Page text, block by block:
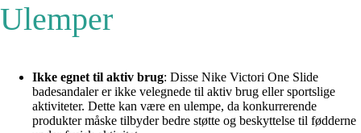
Ulemper
Ikke egnet til aktiv brug: Disse Nike Victori One Slide
badesandaler er ikke velegnede til aktiv brug eller sportslige
aktiviteter. Dette kan være en ulempe, da konkurrerende
produkter måske tilbyder bedre støtte og beskyttelse til fødderne